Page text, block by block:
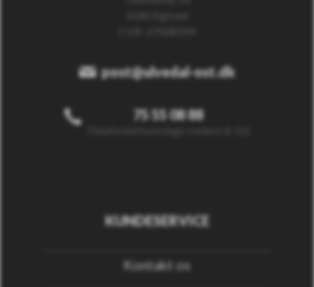
post@ulvedal-ost.dk
75 55 08 88
KUNDESERVICE
Kontakt os